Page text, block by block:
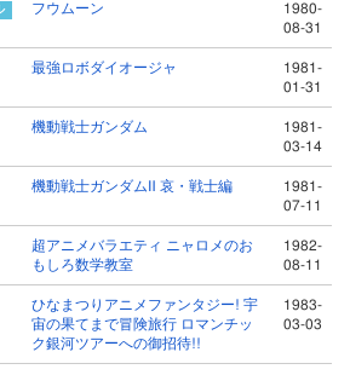
フウムーン
1980-
08-31
最強ロボダイオージャ
1981-
01-31
機動戦士ガンダム
1981-
03-14
機動戦士ガンダムⅡ 哀・戦士編
1981-
07-11
超アニメバラエティ ニャロメのお
もしろ数学教室
1982-
08-11
ひなまつりアニメファンタジー! 宇
宙の果てまで冒険旅行 ロマンチッ
ク銀河ツアーへの御招待!!
1983-
03-03